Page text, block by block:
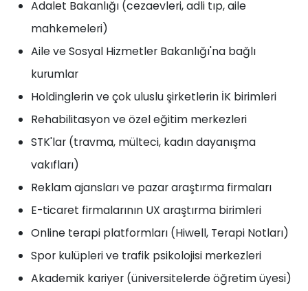
Adalet Bakanlığı (cezaevleri, adli tıp, aile
mahkemeleri)
Aile ve Sosyal Hizmetler Bakanlığı'na bağlı
kurumlar
Holdinglerin ve çok uluslu şirketlerin İK birimleri
Rehabilitasyon ve özel eğitim merkezleri
STK'lar (travma, mülteci, kadın dayanışma
vakıfları)
Reklam ajansları ve pazar araştırma firmaları
E-ticaret firmalarının UX araştırma birimleri
Online terapi platformları (Hiwell, Terapi Notları)
Spor kulüpleri ve trafik psikolojisi merkezleri
Akademik kariyer (üniversitelerde öğretim üyesi)